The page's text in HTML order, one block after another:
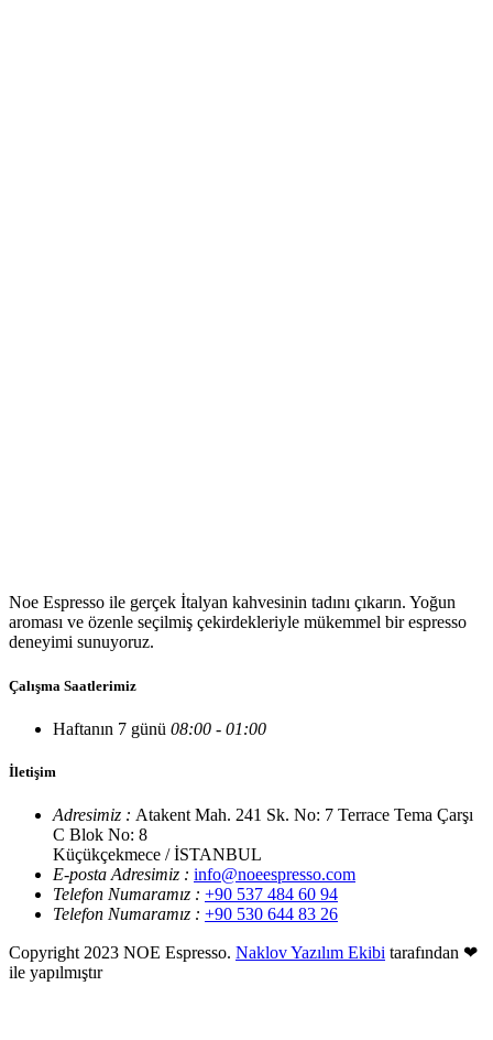
Noe Espresso ile gerçek İtalyan kahvesinin tadını çıkarın. Yoğun
aroması ve özenle seçilmiş çekirdekleriyle mükemmel bir espresso
deneyimi sunuyoruz.
Çalışma Saatlerimiz
Haftanın 7 günü 08:00 - 01:00
İletişim
Adresimiz : Atakent Mah. 241 Sk. No: 7 Terrace Tema Çarşı
C Blok No: 8
Küçükçekmece / İSTANBUL
E-posta Adresimiz : info@noeespresso.com
Telefon Numaramız : +90 537 484 60 94
Telefon Numaramız : +90 530 644 83 26
Copyright 2023 NOE Espresso. Naklov Yazılım Ekibi tarafından ❤
ile yapılmıştır